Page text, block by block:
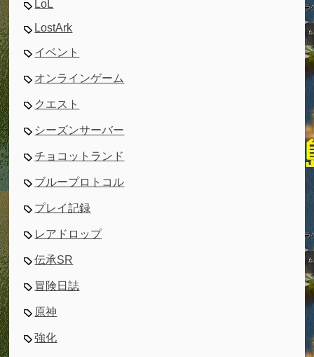
LoL
LostArk
イベント
オンラインゲーム
クエスト
シーズンサーバー
チョコットランド
ブループロトコル
プレイ記録
レアドロップ
伝承SR
冒険日誌
原神
強化